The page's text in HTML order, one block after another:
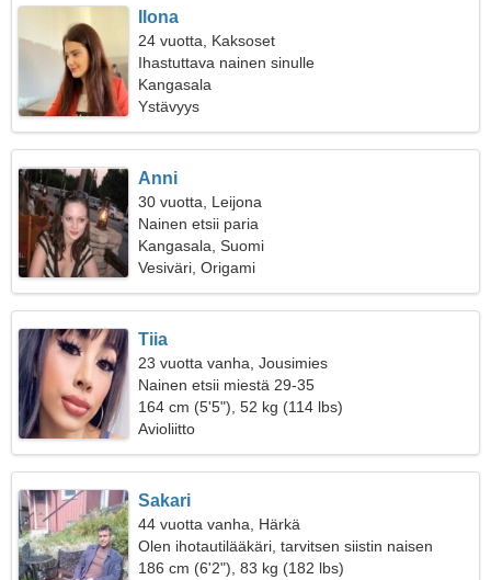
Ilona
24 vuotta, Kaksoset
Ihastuttava nainen sinulle
Kangasala
Ystävyys
Anni
30 vuotta, Leijona
Nainen etsii paria
Kangasala, Suomi
Vesiväri, Origami
Tiia
23 vuotta vanha, Jousimies
Nainen etsii miestä 29-35
164 cm (5'5"), 52 kg (114 lbs)
Avioliitto
Sakari
44 vuotta vanha, Härkä
Olen ihotautilääkäri, tarvitsen siistin naisen
186 cm (6'2"), 83 kg (182 lbs)